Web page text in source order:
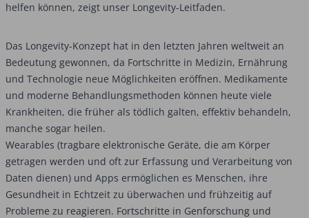
helfen können, zeigt unser Longevity-Leitfaden.
Das Longevity-Konzept hat in den letzten Jahren weltweit an
Bedeutung gewonnen, da Fortschritte in Medizin, Ernährung
und Technologie neue Möglichkeiten eröffnen. Medikamente
und moderne Behandlungsmethoden können heute viele
Krankheiten, die früher als tödlich galten, effektiv behandeln,
manche sogar heilen.
Wearables (tragbare elektronische Geräte, die am Körper
getragen werden und oft zur Erfassung und Verarbeitung von
Daten dienen) und Apps ermöglichen es Menschen, ihre
Gesundheit in Echtzeit zu überwachen und frühzeitig auf
Probleme zu reagieren. Fortschritte in Genforschung und